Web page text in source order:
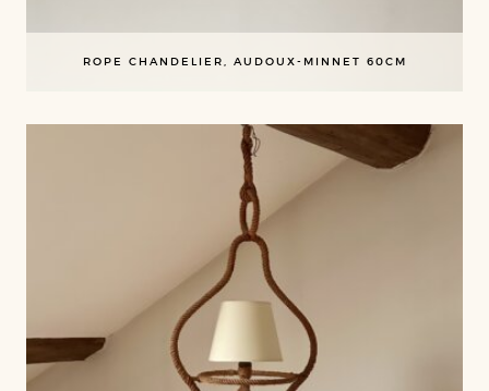
ROPE CHANDELIER, AUDOUX-MINNET 60CM